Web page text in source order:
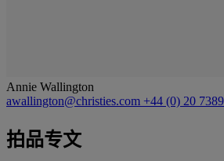
Annie Wallington
awallington@christies.com +44 (0) 20
拍品专文